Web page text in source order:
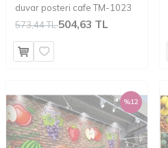
duvar posteri cafe TM-1023
573,44 TL504,63 TL
%12